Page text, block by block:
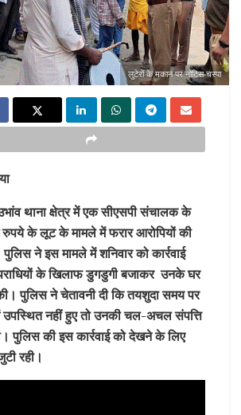
लुटेरों के मकान पर नोटिस चस्पा
थाना क्षेत्र में एक सीएसपी संचालक के
के लूट के मामले में फरार आरोपियों की
पुलिस ने इस मामले में शनिवार को कार्रवाई
के खिलाफ डुगडुगी बजाकर उनके घर
पुलिस ने चेतावनी दी कि तयशुदा समय पर
उपस्थित नहीं हुए तो उनकी चल-अचल संपत्ति
पुलिस की इस कार्रवाई को देखने के लिए
रही।